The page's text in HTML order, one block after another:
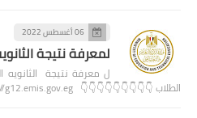
06 أغسطس 2022
لمعرفة نتيجة الثانويه العامه
الطلاب 👇👇👇👇👇👇👇👇👇 https://g12.emis.gov.eg/ وال…